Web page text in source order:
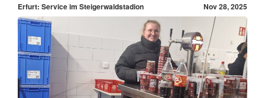
Erfurt: Service im Steigerwaldstadion Nov 28, 2025